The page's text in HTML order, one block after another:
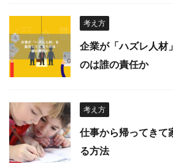
考え方
企業が「ハズレ人材
のは誰の責任か
考え方
仕事から帰ってきて
る方法